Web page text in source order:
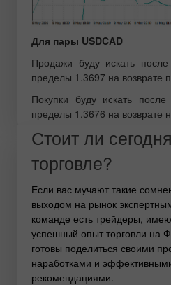
Для пары USDCAD
Продажи буду искать
пределы 1.3697 на возврате
Покупки буду искать
пределы 1.3676 на возврате
Стоит ли
торговле?
Если вас мучают такие
выходом на рынок
команде есть трейдеры,
успешный опыт торговли на
готовы поделиться своими
наработками и
рекомендациями.